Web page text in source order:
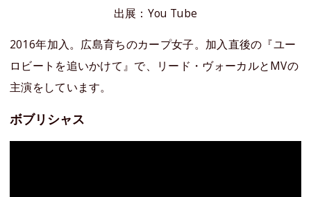
出展：You Tube
2016年加入。広島育ちのカープ女子。加入直後の『ユー
ロビートを追いかけて』で、リード・ヴォーカルとMVの
主演をしています。
ボブリシャス